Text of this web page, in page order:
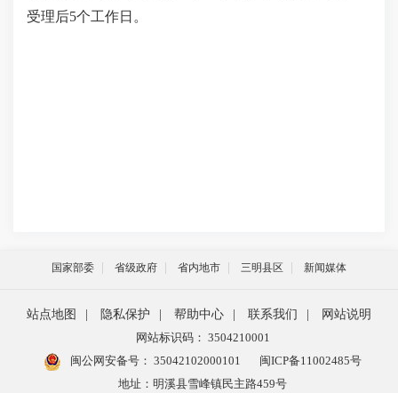
受理后5个工作日。
国家部委 省级政府 省内地市 三明县区 新闻媒体
站点地图 隐私保护 帮助中心 联系我们
网站说明
网站标识码： 3504210001
闽公网安备号： 35042102000101
闽ICP备11002485号
地址：明溪县雪峰镇民主路459号